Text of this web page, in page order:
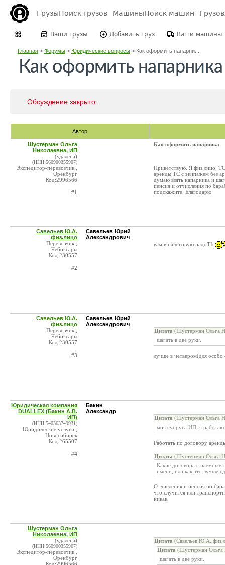
ГрузыПоиск грузов МашиныПоиск машин
Ваши грузы Добавить груз Ваши машины
Главная> Форумы> Юридические вопросы> Как оформить напарни...
Как оформить напарника
Обсуждение закрыто.
Автор
Шустерман Ольга
Николаевна, ИП
(удалена)
(ИНН:560900355907)
Экспедитор-перевозчик ,
Оренбург
Код:2996566
#1
Как оформить напарника
Приветствую. Я физ.лицо,
аренды ТС с экипажем без
думаю взять напарника и
пенсия и отчисления по
подскажите. Благодарю
Савельев Ю.А.
физ.лицо
Перевозчик ,
Чебоксары
Код:230557
#2
Савельев Юрий
Александрович
вам в налоговую надоТЬ
Савельев Ю.А.
физ.лицо
Перевозчик ,
Чебоксары
Код:230557
#3
Савельев Юрий
Александрович
Цитата (Шустерман Ольга
шагать в две руки.
лучше в четвером(для
Юридическая компания
DUALLEX (Бакин А.В.
ИП)
(ИНН:540363749931)
Юридические услуги ,
Новосибирск
Код:265507
#4
Бакин
Александр
Цитата (Шустерман Ольга
моя супруга ИП, я работаю
Работать по договору
Цитата (Шустерман Ольга
Какие договора с наемным
имени, или как это лучше
Отчисления и пенсия по
что случится или
никак.
Шустерман Ольга
Николаевна, ИП
(удалена)
(ИНН:560900355907)
Экспедитор-перевозчик ,
Оренбург
Цитата (Савельев Ю.А.
Цитата (Шустерман Ольга
шагать в две руки.